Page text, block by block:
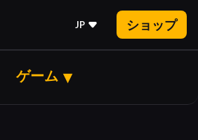
JP ショップ
ゲーム